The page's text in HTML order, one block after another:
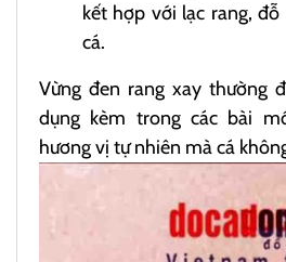
kết hợp với lạc rang,
cá.
Vừng đen rang xay thường
dụng kèm trong các bài
hương vị tự nhiên mà cá